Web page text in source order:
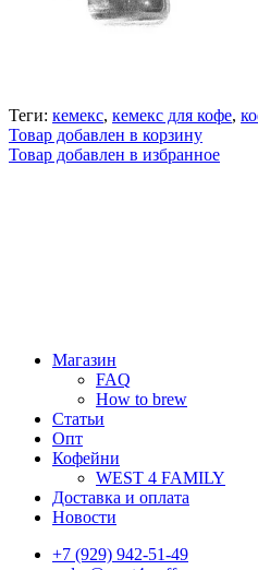
Теги: кемекс, кемекс для кофе,
Товар добавлен в корзину
Товар добавлен в избранное
Магазин
FAQ
How to brew
Статьи
Опт
Кофейни
WEST 4 FAMILY
Доставка и оплата
Новости
+7 (929) 942-51-49